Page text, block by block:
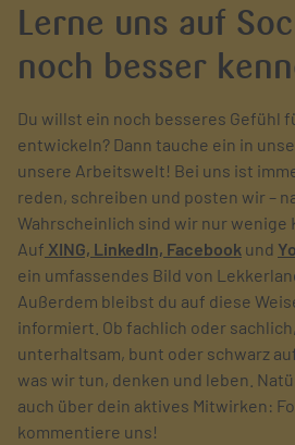
Lerne uns auf
noch besser
Du willst ein noch besseres Gefühl
entwickeln? Dann tauche ein in
unsere Arbeitswelt! Bei uns ist
reden, schreiben und posten wir –
Wahrscheinlich sind wir nur
Auf XING, LinkedIn, Facebook und
ein umfassendes Bild von
Außerdem bleibst du auf diese
informiert. Ob fachlich oder
unterhaltsam, bunt oder schwarz
was wir tun, denken und leben.
auch über dein aktives Mitwirken:
kommentiere uns!